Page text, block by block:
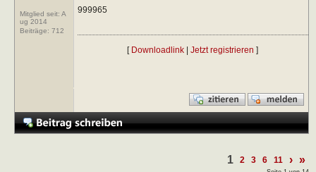
Mitglied seit: A
ug 2014
Beiträge: 712
999965
[ Downloadlink |Jetzt registrieren ]
1 2 3 6 11 › »